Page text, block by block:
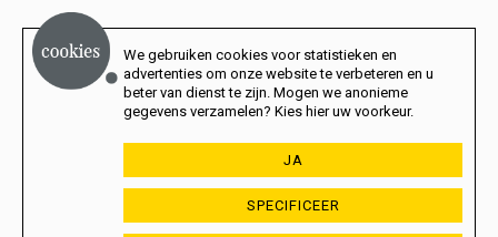
We gebruiken cookies voor statistieken en
advertenties om onze website te verbeteren en u
beter van dienst te zijn. Mogen we anonieme
gegevens verzamelen? Kies hier uw voorkeur.
JA
SPECIFICEER